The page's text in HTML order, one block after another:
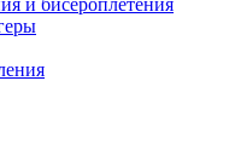
и бисероплетения